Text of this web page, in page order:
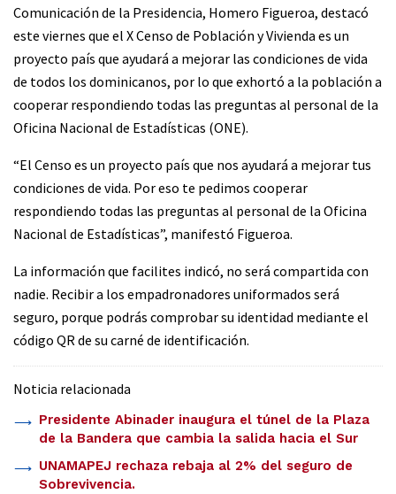
Comunicación de la Presidencia, Homero Figueroa, destacó
este viernes que el X Censo de Población y Vivienda es un
proyecto país que ayudará a mejorar las condiciones de vida
de todos los dominicanos, por lo que exhortó a la población a
cooperar respondiendo todas las preguntas al personal de la
Oficina Nacional de Estadísticas (ONE).
“El Censo es un proyecto país que nos ayudará a mejorar tus
condiciones de vida. Por eso te pedimos cooperar
respondiendo todas las preguntas al personal de la Oficina
Nacional de Estadísticas”, manifestó Figueroa.
La información que facilites indicó, no será compartida con
nadie. Recibir a los empadronadores uniformados será
seguro, porque podrás comprobar su identidad mediante el
código QR de su carné de identificación.
Noticia relacionada
Presidente Abinader inaugura el túnel de la Plaza
de la Bandera que cambia la salida hacia el Sur
UNAMAPEJ rechaza rebaja al 2% del seguro de
Sobrevivencia.